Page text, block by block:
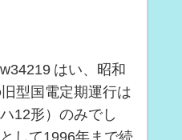
はい、昭和
型国電定期運行は
12形）のみでし
して1996年まで続